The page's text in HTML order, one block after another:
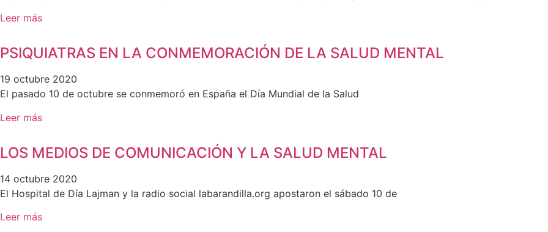
Leer más
PSIQUIATRAS EN LA CONMEMORACIÓN DE LA SALUD MENTAL
19 octubre 2020
El pasado 10 de octubre se conmemoró en España el Día Mundial de la Salud
Leer más
LOS MEDIOS DE COMUNICACIÓN Y LA SALUD MENTAL
14 octubre 2020
El Hospital de Día Lajman y la radio social labarandilla.org apostaron el sábado 10 de
Leer más